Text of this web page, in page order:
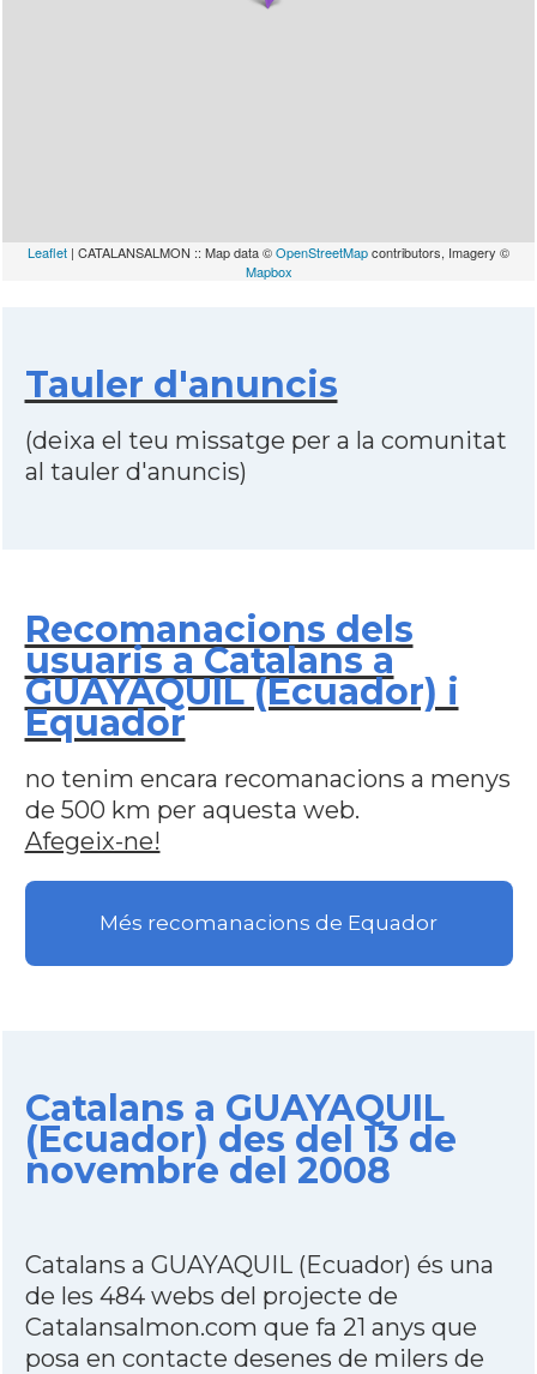
Leaflet | CATALANSALMON :: Map data ©OpenStreetMapcontributors, Imagery ©
Mapbox
Tauler d'anuncis
(deixa el teu missatge per a la comunitat
al tauler d'anuncis)
Recomanacions dels
usuaris a Catalans a
GUAYAQUIL (Ecuador) i
Equador
no tenim encara recomanacions a menys
de 500 km per aquesta web.
Afegeix-ne!
Més recomanacions de Equador
Catalans a GUAYAQUIL
(Ecuador) des del 13 de
novembre del 2008
Catalans a GUAYAQUIL (Ecuador) és una
de les 484 webs del projecte de
Catalansalmon.com que fa 21 anys que
posa en contacte desenes de milers de